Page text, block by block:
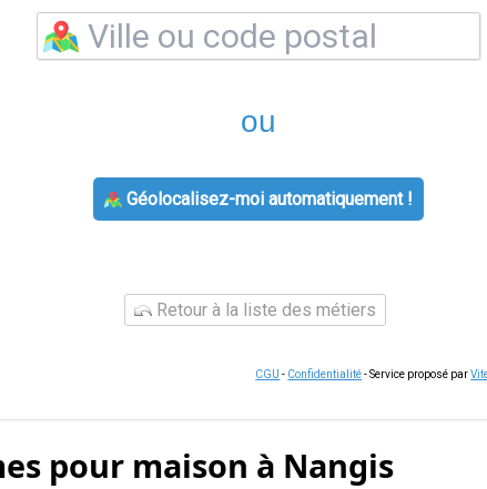
ou
Géolocalisez-moi automatiquement !
Retour à la liste des métiers
CGU - Confidentialité- Service proposé par
pour maison à Nangis